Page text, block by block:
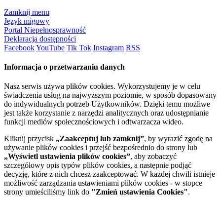
Zamknij menu
Język migowy
Portal Niepełnosprawność
Deklaracja dostępności
FacebookYouTube Tik Tok Instagram RSS
Informacja o przetwarzaniu danych
Nasz serwis używa plików cookies. Wykorzystujemy je w celu
świadczenia usług na najwyższym poziomie, w sposób dopasowany
do indywidualnych potrzeb Użytkowników. Dzięki temu możliwe
jest także korzystanie z narzędzi analitycznych oraz udostępnianie
funkcji mediów społecznościowych i odtwarzacza wideo.
Kliknij przycisk „Zaakceptuj lub zamknij”, by wyrazić zgodę na
używanie plików cookies i przejść bezpośrednio do strony lub
„Wyświetl ustawienia plików cookies”, aby zobaczyć
szczegółowy opis typów plików cookies, a następnie podjąć
decyzję, które z nich chcesz zaakceptować. W każdej chwili istnieje
możliwość zarządzania ustawieniami plików cookies - w stopce
strony umieściliśmy link do "Zmień ustawienia Cookies".